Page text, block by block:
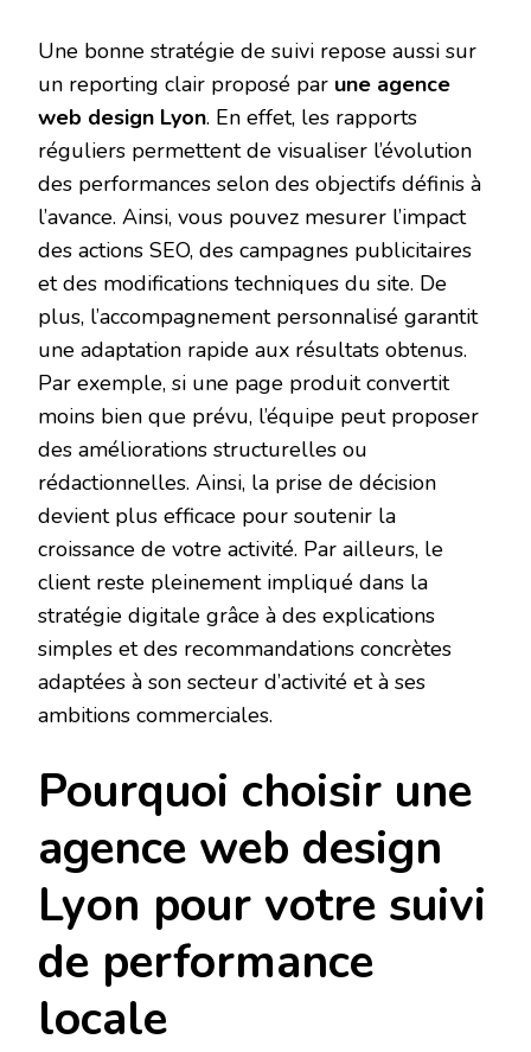
Une bonne stratégie de suivi repose aussi sur
un reporting clair proposé par une agence
web design Lyon. En effet, les rapports
réguliers permettent de visualiser l’évolution
des performances selon des objectifs définis à
l’avance. Ainsi, vous pouvez mesurer l’impact
des actions SEO, des campagnes publicitaires
et des modifications techniques du site. De
plus, l’accompagnement personnalisé garantit
une adaptation rapide aux résultats obtenus.
Par exemple, si une page produit convertit
moins bien que prévu, l’équipe peut proposer
des améliorations structurelles ou
rédactionnelles. Ainsi, la prise de décision
devient plus efficace pour soutenir la
croissance de votre activité. Par ailleurs, le
client reste pleinement impliqué dans la
stratégie digitale grâce à des explications
simples et des recommandations concrètes
adaptées à son secteur d’activité et à ses
ambitions commerciales.
Pourquoi choisir une
agence web design
Lyon pour votre suivi
de performance
locale